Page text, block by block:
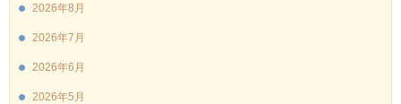
2026年8月
2026年7月
2026年6月
2026年5月